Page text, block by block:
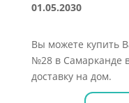
01.05.2030
Вы можете купить
№28 в Самарканде
доставку на дом.